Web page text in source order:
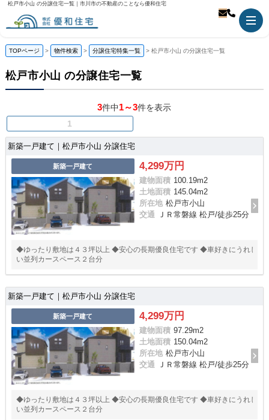
松戸市小山 の分譲住宅一覧｜市川市の不動産のことなら優和住宅
TOPページ 物件検索 分譲住宅特集一覧 松戸市小山 の分譲住宅一覧
松戸市小山 の分譲住宅一覧
3件中1～3件を表示
1
新築一戸建て｜松戸市小山 分譲住宅
新築一戸建て 4,299万円
建物面積 100.19m2
土地面積 145.04m2
所在地 松戸市小山
交通 ＪＲ常磐線 松戸/徒歩25分
◆ゆったり敷地は４３坪以上 ◆安心の長期優良住宅です ◆車好きにうれし
い並列カースペース２台分
新築一戸建て｜松戸市小山 分譲住宅
新築一戸建て 4,299万円
建物面積 97.29m2
土地面積 150.04m2
所在地 松戸市小山
交通 ＪＲ常磐線 松戸/徒歩25分
◆ゆったり敷地は４３坪以上 ◆安心の長期優良住宅です ◆車好きにうれし
い並列カースペース２台分